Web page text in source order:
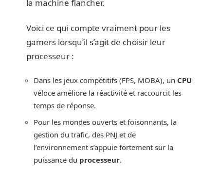
la machine flancher.
Voici ce qui compte vraiment pour les
gamers lorsqu’il s’agit de choisir leur
processeur :
Dans les jeux compétitifs (FPS, MOBA), un CPU
véloce améliore la réactivité et raccourcit les
temps de réponse.
Pour les mondes ouverts et foisonnants, la
gestion du trafic, des PNJ et de
l’environnement s’appuie fortement sur la
puissance du processeur.